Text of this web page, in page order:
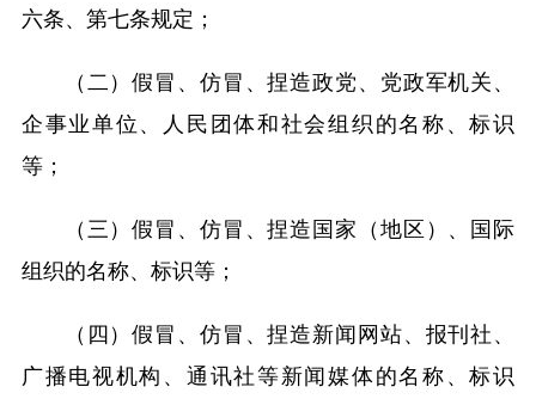
六条、第七条规定；
（二）假冒、仿冒、捏造政党、党政军机关、
企事业单位、人民团体和社会组织的名称、标识
等；
（三）假冒、仿冒、捏造国家（地区）、国际
组织的名称、标识等；
（四）假冒、仿冒、捏造新闻网站、报刊社、
广播电视机构、通讯社等新闻媒体的名称、标识